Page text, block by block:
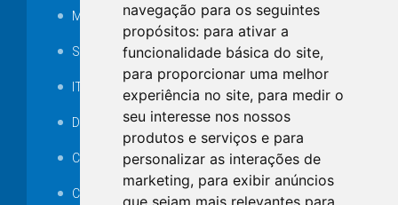
navegação para os seguintes
propósitos: para ativar a
funcionalidade básica do site,
para proporcionar uma melhor
experiência no site, para medir o
seu interesse nos nossos
produtos e serviços e para
personalizar as interações de
marketing, para exibir anúncios
que sejam mais relevantes para
MANUTENÇÃO DE ILUMINAÇÃO PÚBLICA
Serviços Técnicos TI
ITR
Desapropriações
Catalogo Eletrônico de Padronização
Consórcios Municipais